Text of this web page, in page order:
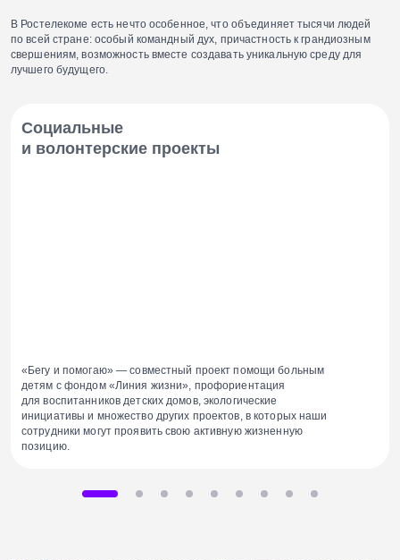
В Ростелекоме есть нечто особенное, что объединяет тысячи людей
по всей стране: особый командный дух, причастность к грандиозным
свершениям, возможность вместе создавать уникальную среду для
лучшего будущего.
Социальные
и волонтерские проекты
«Бегу и помогаю» — совместный проект помощи больным
детям с фондом «Линия жизни», профориентация
для воспитанников детских домов, экологические
инициативы и множество других проектов, в которых наши
сотрудники могут проявить свою активную жизненную
позицию.